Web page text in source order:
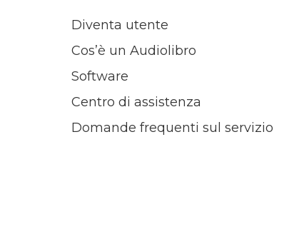
Diventa utente
Cos’è un Audiolibro
Software
Centro di assistenza
Domande frequenti sul servizio